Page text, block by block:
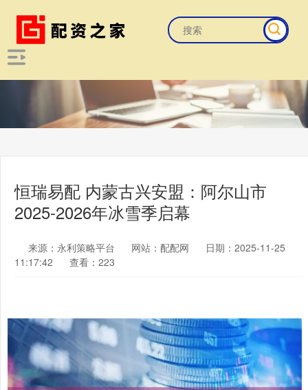
恒瑞易配 内蒙古兴安盟：阿尔山市
2025-2026年冰雪季启幕
来源：永利策略平台 网站：配配网
日期：2025-11-25
11:17:42
查看：223